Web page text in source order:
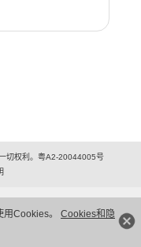
Cookies。 Cookies和隐
切权利。粤A2-20044005号